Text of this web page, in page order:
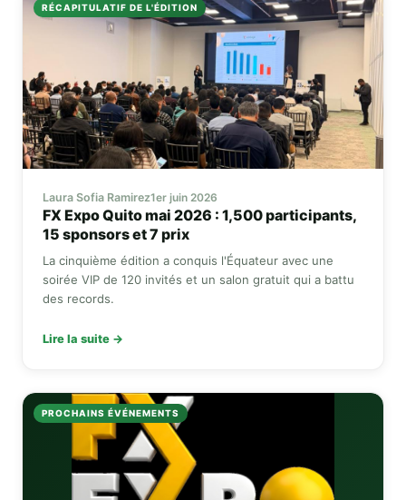
RÉCAPITULATIF DE L'ÉDITION
Laura Sofia Ramirez1er juin 2026
FX ExpoQuito mai 2026 : 1,500 participants,
15 sponsors et 7 prix
La cinquième édition a conquis l'Équateur avec une
soirée VIP de 120 invités et un salon gratuit qui a battu
des records.
Lire la suite →
PROCHAINS ÉVÉNEMENTS